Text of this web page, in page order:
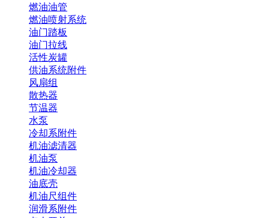
燃油油管
燃油喷射系统
油门踏板
油门拉线
活性炭罐
供油系统附件
风扇组
散热器
节温器
水泵
冷却系附件
机油滤清器
机油泵
机油冷却器
油底壳
机油尺组件
润滑系附件